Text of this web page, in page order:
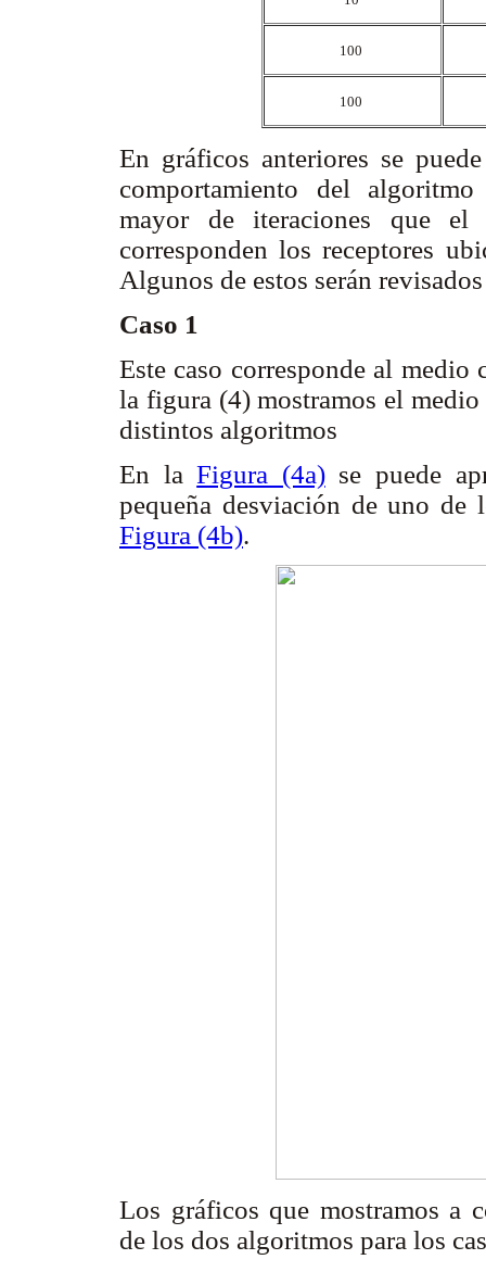
100
100
En gráficos anteriores se
comportamiento del
mayor de iteraciones que el
corresponden los receptores
Algunos de estos serán
Caso 1
Este caso corresponde al medio
la figura (4) mostramos el
distintos algoritmos
En laFigura (4a)se puede
pequeña desviación de uno de
Figura (4b).
Los gráficos que mostramos a
de los dos algoritmos para los